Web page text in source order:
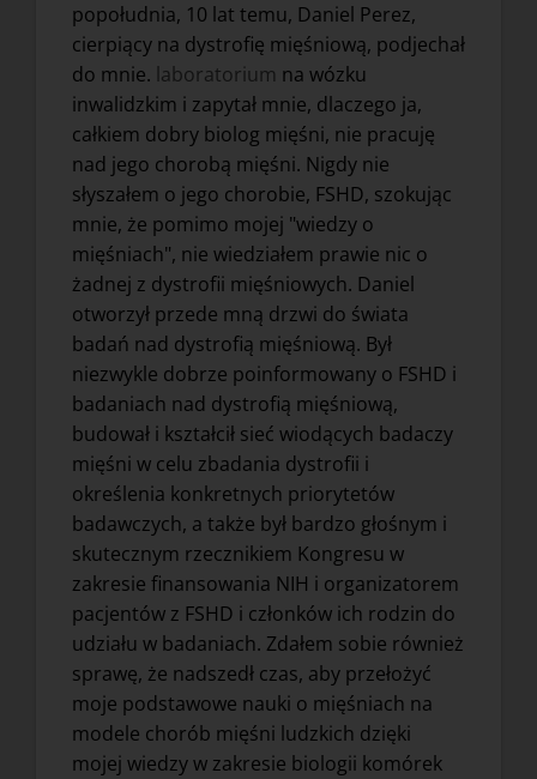
popołudnia, 10 lat temu, Daniel Perez,
cierpiący na dystrofię mięśniową, podjechał
do mnie. laboratorium na wózku
inwalidzkim i zapytał mnie, dlaczego ja,
całkiem dobry biolog mięśni, nie pracuję
nad jego chorobą mięśni. Nigdy nie
słyszałem o jego chorobie, FSHD, szokując
mnie, że pomimo mojej "wiedzy o
mięśniach", nie wiedziałem prawie nic o
żadnej z dystrofii mięśniowych. Daniel
otworzył przede mną drzwi do świata
badań nad dystrofią mięśniową. Był
niezwykle dobrze poinformowany o FSHD i
badaniach nad dystrofią mięśniową,
budował i kształcił sieć wiodących badaczy
mięśni w celu zbadania dystrofii i
określenia konkretnych priorytetów
badawczych, a także był bardzo głośnym i
skutecznym rzecznikiem Kongresu w
zakresie finansowania NIH i organizatorem
pacjentów z FSHD i członków ich rodzin do
udziału w badaniach. Zdałem sobie również
sprawę, że nadszedł czas, aby przełożyć
moje podstawowe nauki o mięśniach na
modele chorób mięśni ludzkich dzięki
mojej wiedzy w zakresie biologii komórek